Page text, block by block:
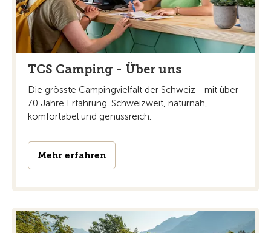
TCS Camping - Über uns
Die grösste Campingvielfalt der Schweiz - mit über
70 Jahre Erfahrung. Schweizweit, naturnah,
komfortabel und genussreich.
Mehr erfahren